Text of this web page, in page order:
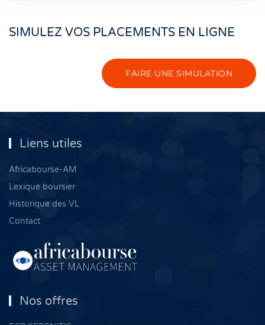
SIMULEZ VOS PLACEMENTS EN LIGNE
FAIRE UNE SIMULATION
Liens utiles
Africabourse-AM
Lexique boursier
Historique des VL
Contact
Nos offres